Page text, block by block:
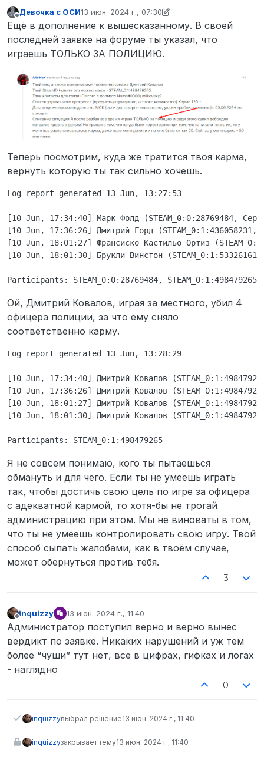
Не в сети
Девочка с ОСИ13 июн. 2024 г., 07:30
отредактировано Девочка с ОСИ
Ещё в дополнение к вышесказанному. В своей
последней заявке на форуме ты указал, что
играешь ТОЛЬКО ЗА ПОЛИЦИЮ.
Теперь посмотрим, куда же тратится твоя карма,
вернуть которую ты так сильно хочешь.
Log report generated 13 Jun, 13:27:53
[10 Jun, 17:34:40] Марк Фолд (STEAM_0:0:28769484,
[10 Jun, 17:36:26] Дмитрий Горд
[10 Jun, 18:01:27] Франсиско Кастильо Ортиз
[10 Jun, 18:01:30] Брукли Винстон
Ой, Дмитрий Ковалов, играя за местного, убил 4
офицера полиции, за что ему сняло
соответственно карму.
Log report generated 13 Jun, 13:28:29
[10 Jun, 17:34:40] Дмитрий Ковалов
[10 Jun, 17:36:26] Дмитрий Ковалов
[10 Jun, 18:01:27] Дмитрий Ковалов
[10 Jun, 18:01:30] Дмитрий Ковалов
Я не совсем понимаю, кого ты пытаешься
обмануть и для чего. Если ты не умеешь играть
так, чтобы достичь свою цель по игре за офицера
с адекватной кармой, то хотя-бы не трогай
администрацию при этом. Мы не виноваты в том,
что ты не умеешь контролировать свою игру. Твой
способ сыпать жалобами, как в твоём случае,
может обернуться против тебя.
3
inquizzy 13 июн. 2024 г., 11:40
отредактировано
Администратор поступил верно и верно вынес
вердикт по заявке. Никаких нарушений и уж тем
более “чуши” тут нет, все в цифрах, гифках и логах
- наглядно
0
inquizzyвыбрал решение13 июн. 2024 г., 11:40
inquizzyзакрывает тему13 июн. 2024 г., 11:40